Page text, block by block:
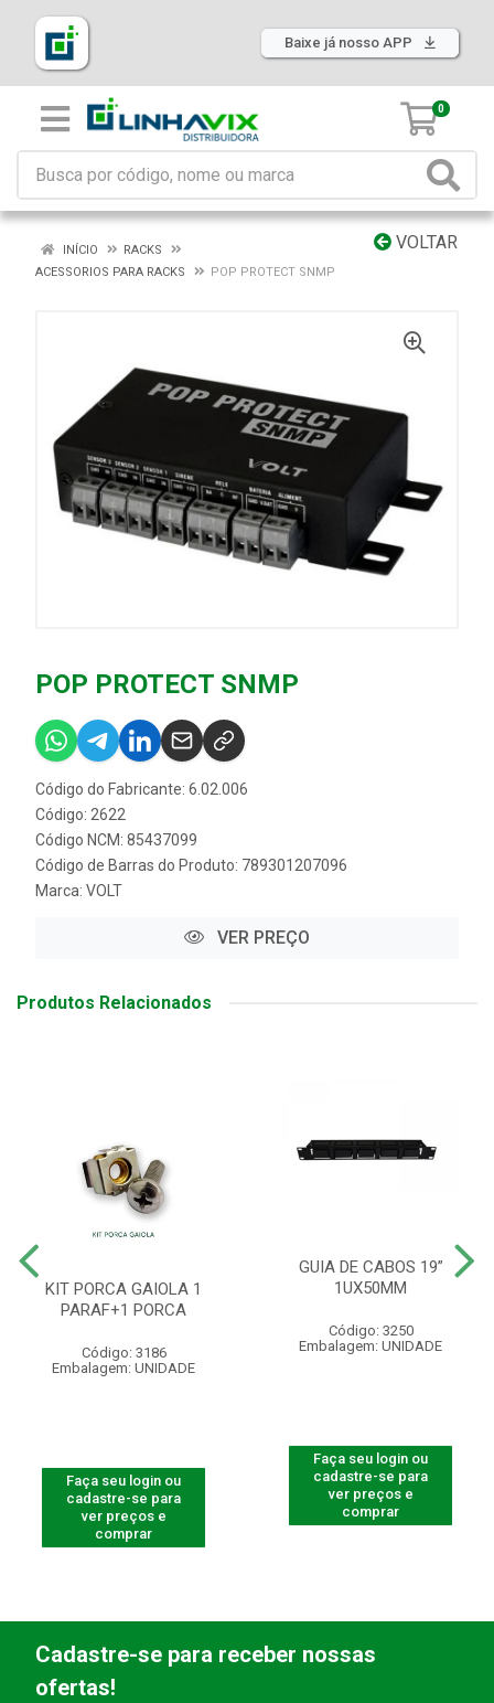
Baixe já nosso APP
0
VOLTAR
INÍCIO
RACKS
ACESSORIOS PARA RACKS
POP PROTECT SNMP
POP PROTECT SNMP
Código do Fabricante: 6.02.006
Código: 2622
Código NCM: 85437099
Código de Barras do Produto: 789301207096
Marca: VOLT
VER PREÇO
Produtos Relacionados
KIT PORCA GAIOLA 1
PARAF+1 PORCA
Código: 3186
Embalagem: UNIDADE
Faça seu login ou
cadastre-se para
ver preços e
comprar
GUIA DE CABOS 19”
1UX50MM
Código: 3250
Embalagem: UNIDADE
Faça seu login ou
cadastre-se para
ver preços e
comprar
Cadastre-se para receber nossas
ofertas!